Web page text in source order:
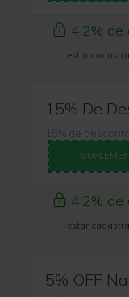
4,2% de
estar
15% De
15% de
4,2% de
estar
5% OFF